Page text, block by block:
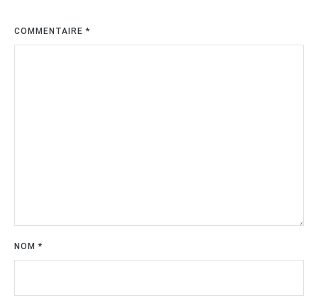
COMMENTAIRE*
NOM*